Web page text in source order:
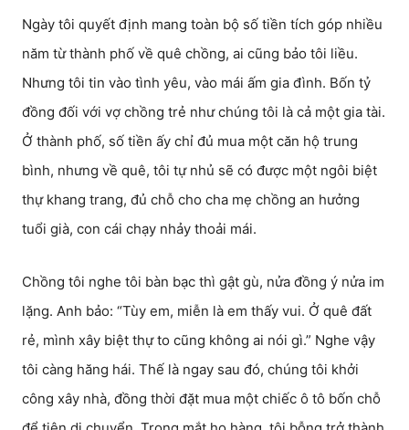
Ngày tôi quyết định mang toàn bộ số tiền tích góp nhiều
năm từ thành phố về quê chồng, ai cũng bảo tôi liều.
Nhưng tôi tin vào tình yêu, vào mái ấm gia đình. Bốn tỷ
đồng đối với vợ chồng trẻ như chúng tôi là cả một gia tài.
Ở thành phố, số tiền ấy chỉ đủ mua một căn hộ trung
bình, nhưng về quê, tôi tự nhủ sẽ có được một ngôi biệt
thự khang trang, đủ chỗ cho cha mẹ chồng an hưởng
tuổi già, con cái chạy nhảy thoải mái.
Chồng tôi nghe tôi bàn bạc thì gật gù, nửa đồng ý nửa im
lặng. Anh bảo: “Tùy em, miễn là em thấy vui. Ở quê đất
rẻ, mình xây biệt thự to cũng không ai nói gì.” Nghe vậy
tôi càng hăng hái. Thế là ngay sau đó, chúng tôi khởi
công xây nhà, đồng thời đặt mua một chiếc ô tô bốn chỗ